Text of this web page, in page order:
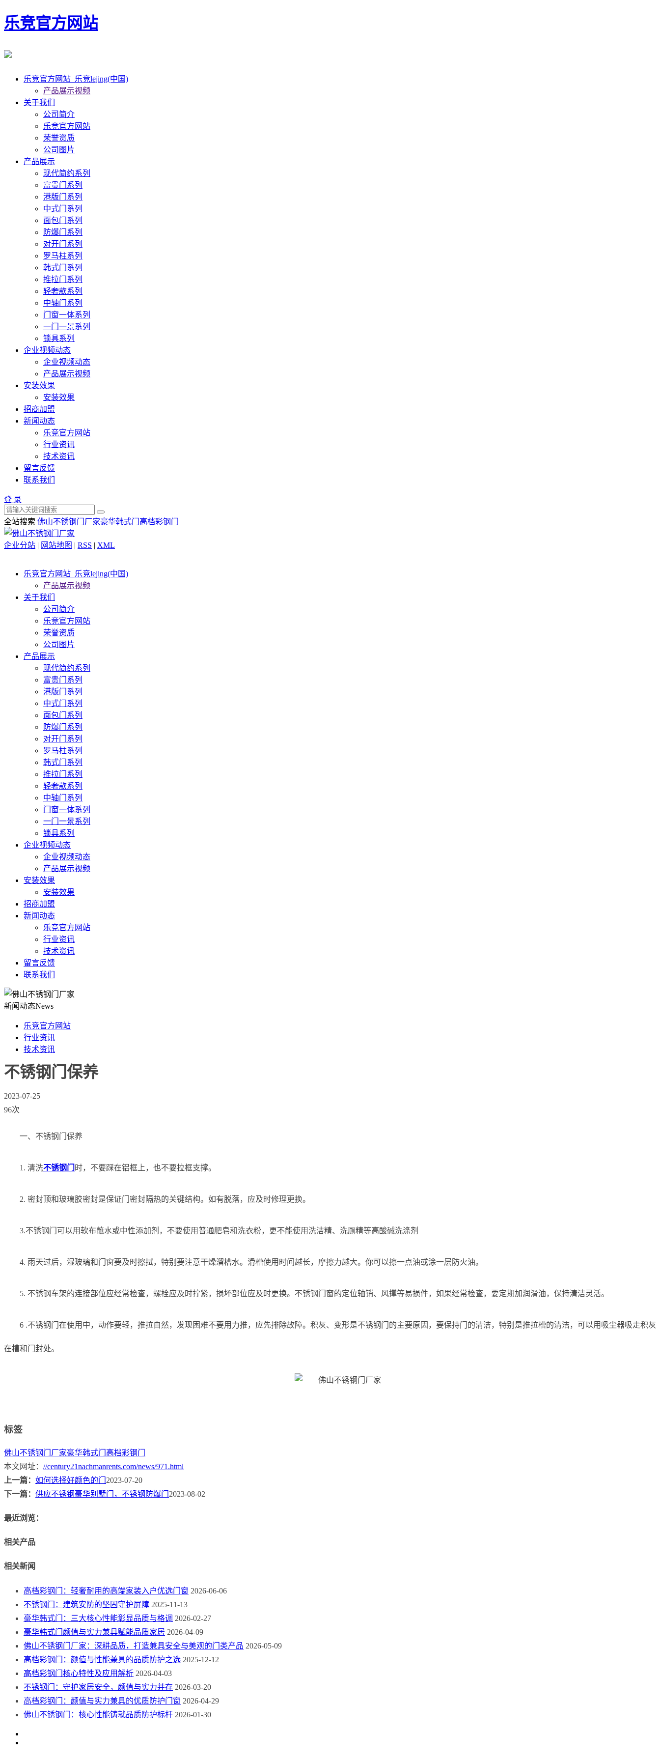
乐竞官方网站
乐竞官方网站_乐竞lejing(中国)
产品展示视频
关于我们
公司简介
乐竞官方网站
荣誉资质
公司图片
产品展示
现代简约系列
富贵门系列
港版门系列
中式门系列
面包门系列
防爆门系列
对开门系列
罗马柱系列
韩式门系列
推拉门系列
轻奢款系列
中轴门系列
门窗一体系列
一门一景系列
锁具系列
企业视频动态
企业视频动态
产品展示视频
安装效果
安装效果
招商加盟
新闻动态
乐竞官方网站
行业资讯
技术资讯
留言反馈
联系我们
登 录
全站搜索 佛山不锈钢门厂家豪华韩式门 高档彩钢门
企业分站 | 网站地图 | RSS | XML
乐竞官方网站_乐竞lejing(中国)
产品展示视频
关于我们
公司简介
乐竞官方网站
荣誉资质
公司图片
产品展示
现代简约系列
富贵门系列
港版门系列
中式门系列
面包门系列
防爆门系列
对开门系列
罗马柱系列
韩式门系列
推拉门系列
轻奢款系列
中轴门系列
门窗一体系列
一门一景系列
锁具系列
企业视频动态
企业视频动态
产品展示视频
安装效果
安装效果
招商加盟
新闻动态
乐竞官方网站
行业资讯
技术资讯
留言反馈
联系我们
新闻动态News
乐竞官方网站
行业资讯
技术资讯
不锈钢门保养
2023-07-25
96次
一、不锈钢门保养
1. 清洗不锈钢门 时，不要踩在铝框上，也不要拉框支撑。
2. 密封顶和玻璃胶密封是保证门密封隔热的关键结构。如有脱落，应及时修理更换。
3.不锈钢门可以用软布蘸水或中性添加剂，不要使用普通肥皂和洗衣粉，更不能使用洗洁精、洗厕精等高酸碱洗涤剂
4. 雨天过后，湿玻璃和门窗要及时擦拭，特别要注意干燥溜槽水。滑槽使用时间越长，摩擦力越大。你可以擦一点油或涂一层防火油。
5. 不锈钢车架的连接部位应经常检查，螺栓应及时拧紧，损坏部位应及时更换。不锈钢门窗的定位轴销、风撑等易损件，如果经常检查，要定期加润滑油，保持清洁灵活。
6 .不锈钢门在使用中，动作要轻，推拉自然，发现困难不要用力推，应先排除故障。积灰、变形是不锈钢门的主要原因，要保持门的清洁，特别是推拉槽的清洁，可以用吸尘器吸走积灰
在槽和门封处。
标签
佛山不锈钢门厂家豪华韩式门 高档彩钢门
本文网址： //century21nachmanrents.com/news/971.html
上一篇： 如何选择好颜色的门 2023-07-20
下一篇： 供应不锈钢豪华别墅门，不锈钢防爆门 2023-08-02
最近浏览：
相关产品
相关新闻
高档彩钢门：轻奢耐用的高端家装入户优选门窗 2026-06-06
不锈钢门：建筑安防的坚固守护屏障 2025-11-13
豪华韩式门：三大核心性能彰显品质与格调 2026-02-27
豪华韩式门颜值与实力兼具赋能品质家居 2026-04-09
佛山不锈钢门厂家：深耕品质，打造兼具安全与美观的门类产品 2026-05-09
高档彩钢门：颜值与性能兼具的品质防护之选 2025-12-12
高档彩钢门核心特性及应用解析 2026-04-03
不锈钢门：守护家居安全，颜值与实力并存 2026-03-20
高档彩钢门：颜值与实力兼具的优质防护门窗 2026-04-29
佛山不锈钢门：核心性能铸就品质防护标杆 2026-01-30